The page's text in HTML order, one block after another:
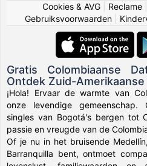
Cookies & AVG
Reclame
Gebruiksvoorwaarden
Gratis Colombiaanse
Ontdek Zuid-
¡Hola! Ervaar de warmte van
onze levendige gemeenschap.
singles van Bogotá's bergen tot
passie en vreugde van de
Of je nu in het bruisende
Barranquilla bent, ontmoet